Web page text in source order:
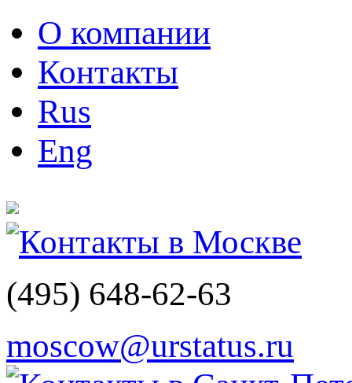
О компании
Контакты
Rus
Eng
Контакты в Москве
(495) 648-62-63
moscow@urstatus.ru